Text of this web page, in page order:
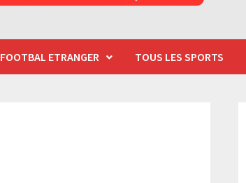
FOOTBAL ETRANGER TOUS LES SPORTS